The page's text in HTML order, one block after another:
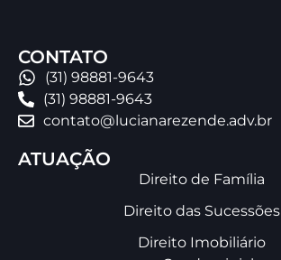
CONTATO
(31) 98881-9643
(31) 98881-9643
contato@lucianarezende.adv.br
ATUAÇÃO
Direito de Família
Direito das Sucessões
Direito Imobiliário